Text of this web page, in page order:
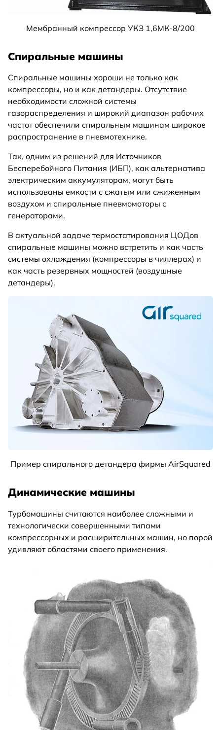
Мембранный компрессор УКЗ 1,6МК-8/200
Спиральные машины
Спиральные машины хороши не только как
компрессоры, но и как детандеры. Отсутствие
необходимости сложной системы
газораспределения и широкий диапазон рабочих
частот обеспечили спиральным машинам широкое
распространение в пневмотехнике.
Так, одним из решений для Источников
Бесперебойного Питания (ИБП), как альтернатива
электрическим аккумуляторам, могут быть
использованы емкости с сжатым или сжиженным
воздухом и спиральные пневмомоторы с
генераторами.
В актуальной задаче термостатирования ЦОДов
спиральные машины можно встретить и как часть
системы охлаждения (компрессоры в чиллерах) и
как часть резервных мощностей (воздушные
детандеры).
Пример спирального детандера фирмы AirSquared
Динамические машины
Турбомашины считаются наиболее сложными и
технологически совершенными типами
компрессорных и расширительных машин, но порой
удивляют областями своего применения.